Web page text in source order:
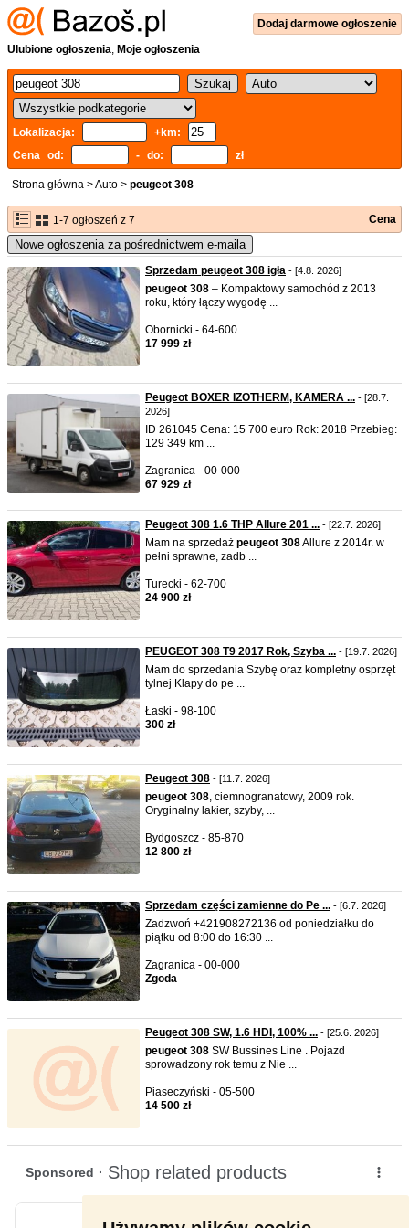
Dodaj darmowe ogłoszenie
Ulubione ogłoszenia, Moje ogłoszenia
Lokalizacja:
+km:
Cena od:
- do: zł
Strona główna >Auto > peugeot 308
1-7 ogłoszeń z 7 Cena
Nowe ogłoszenia za pośrednictwem e-maila
Sprzedam peugeot 308 igła - [4.8. 2026]
peugeot 308 – Kompaktowy samochód z 2013
roku, który łączy wygodę ...
Obornicki - 64-600
17 999 zł
Peugeot BOXER IZOTHERM, KAMERA ... - [28.7.
2026]
ID 261045 Cena: 15 700 euro Rok: 2018 Przebieg:
129 349 km ...
Zagranica - 00-000
67 929 zł
Peugeot 308 1.6 THP Allure 201 ... - [22.7. 2026]
Mam na sprzedaż peugeot 308Allure z 2014r. w
pełni sprawne, zadb ...
Turecki - 62-700
24 900 zł
PEUGEOT 308 T9 2017 Rok, Szyba ... - [19.7. 2026]
Mam do sprzedania Szybę oraz kompletny osprzęt
tylnej Klapy do pe ...
Łaski - 98-100
300 zł
Peugeot 308 - [11.7. 2026]
peugeot 308, ciemnogranatowy, 2009 rok.
Oryginalny lakier, szyby, ...
Bydgoszcz - 85-870
12 800 zł
Sprzedam części zamienne do Pe ... - [6.7. 2026]
Zadzwoń +421908272136 od poniedziałku do
piątku od 8:00 do 16:30 ...
Zagranica - 00-000
Zgoda
Peugeot 308 SW, 1.6 HDI, 100% ... - [25.6. 2026]
peugeot 308 SW Bussines Line . Pojazd
sprowadzony rok temu z Nie ...
Piaseczyński - 05-500
14 500 zł